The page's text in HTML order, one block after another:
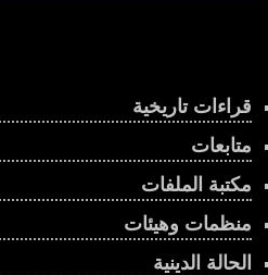
قراءات تاريخية
متابعات
مكتبة الملفات
منظمات وهيئات
الحالة الدينية